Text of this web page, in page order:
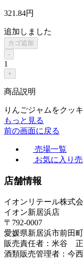
321.84円
追加しました
カゴ追加
-
1
+
商品説明
りんごジャムをクッ
もっと見る
前の画面に戻る
売場一覧
お気に入り
店舗情報
イオンリテール株式
イオン新居浜店
〒792-0007
愛媛県新居浜市前田
販売責任者：米谷
酒類販売管理者：今